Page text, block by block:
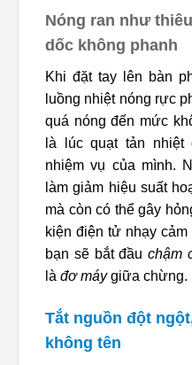
Nóng ran như
dốc không phanh
Khi đặt tay lên bàn
luồng nhiệt nóng rực
quá nóng đến mức
là lúc quạt tản nhiệt
nhiệm vụ của mình.
làm giảm hiệu suất
mà còn có thể gây
kiện điện tử nhạy
bạn sẽ bắt đầuchậm
là đơ máygiữa chừng.
Tắt nguồn đột
không tên